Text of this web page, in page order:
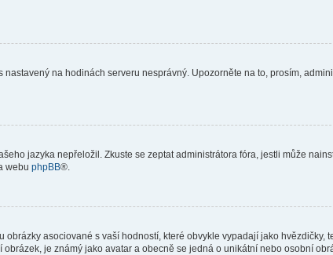
na hodinách serveru nesprávný. Upozorněte na to, prosím,
jazyka nepřeložil. Zkuste se zeptat administrátora fóra, jestli může
webu phpBB®.
asociované s vaší hodností, které obvykle vypadají jako hvězdičky,
je známý jako avatar a obecně se jedná o unikátní nebo osobní